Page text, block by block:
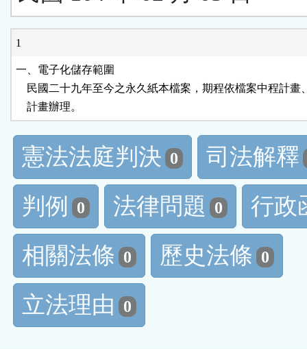
1
一、電子化儲存範圍
民國二十九年至今之永久紙本檔案，期程依檔案中程計畫
    計畫辦理。
憲法法庭判決 0
司法解釋
判例
0 法律問題 0
行政
相關法條 0 歷史法條 0
立法理由 0